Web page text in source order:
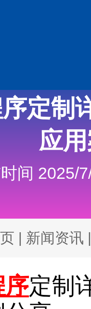
定制
应
间 2025/
| 新闻资讯 |
序定制